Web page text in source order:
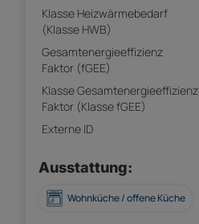
Klasse Heizwärmebedarf
(Klasse HWB)
Gesamtenergieeffizienz
Faktor (fGEE)
Klasse Gesamtenergieeffizienz
Faktor (Klasse fGEE)
Externe ID
Ausstattung:
Wohnküche / offene Küche